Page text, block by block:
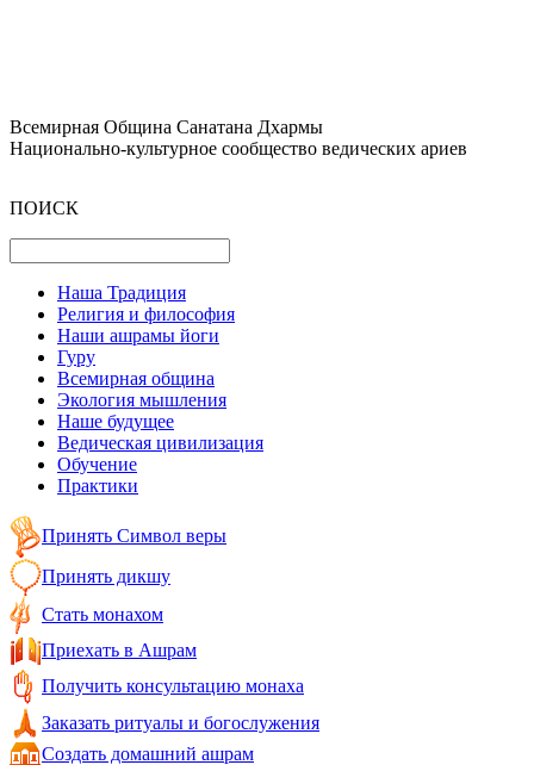
Всемирная Община Санатана Дхармы
Национально-культурное сообщество ведических ариев
ПОИСК
Наша Традиция
Религия и философия
Наши ашрамы йоги
Гуру
Всемирная община
Экология мышления
Наше будущее
Ведическая цивилизация
Обучение
Практики
Принять Символ веры
Принять дикшу
Стать монахом
Приехать в Ашрам
Получить консультацию монаха
Заказать ритуалы и богослужения
Создать домашний ашрам